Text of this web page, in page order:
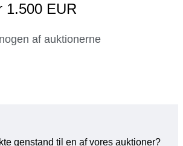
1.500 EUR
af auktionerne
genstand til en af vores auktioner?